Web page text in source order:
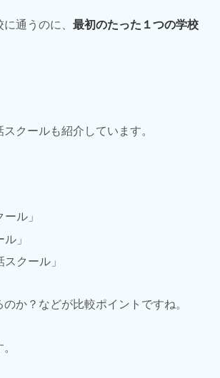
通うのに、 最初のたった１つの学校
クールも紹介しています。
ル」
」
クール」
か？などが比較ポイントですね。